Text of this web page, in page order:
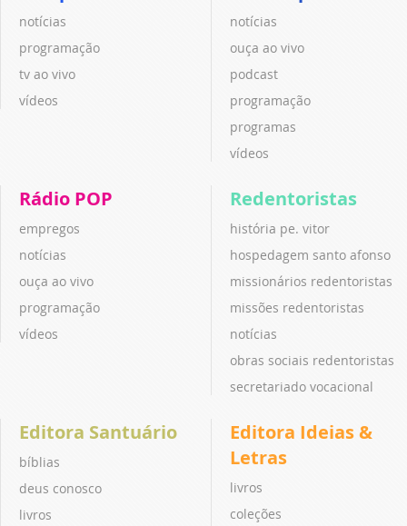
notícias
programação
tv ao vivo
vídeos
notícias
ouça ao vivo
podcast
programação
programas
vídeos
Rádio POP
empregos
notícias
ouça ao vivo
programação
vídeos
Redentoristas
história pe. vitor
hospedagem santo afonso
missionários redentoristas
missões redentoristas
notícias
obras sociais redentoristas
secretariado vocacional
Editora Santuário
bíblias
deus conosco
livros
Editora Ideias &
Letras
livros
coleções